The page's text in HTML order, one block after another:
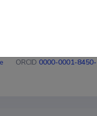
ORCID 0000-0001-